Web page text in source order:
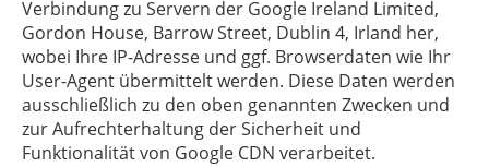
Verbindung zu Servern der Google Ireland Limited,
Gordon House, Barrow Street, Dublin 4, Irland her,
wobei Ihre IP-Adresse und ggf. Browserdaten wie Ihr
User-Agent übermittelt werden. Diese Daten werden
ausschließlich zu den oben genannten Zwecken und
zur Aufrechterhaltung der Sicherheit und
Funktionalität von Google CDN verarbeitet.